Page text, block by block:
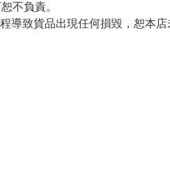
不負責。
致貨品出現任何損毀，恕本店